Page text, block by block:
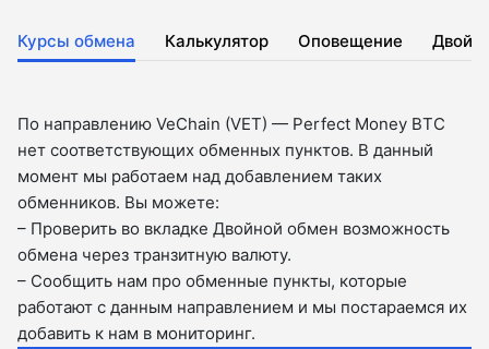
Курсы обмена Калькулятор Оповещение
По направлению VeChain (VET) — Perfect Money BTC
нет соответствующих обменных пунктов. В данный
момент мы работаем над добавлением таких
обменников. Вы можете:
– Проверить во вкладкe Двойной обмен возможность
обмена через транзитную валюту.
– Сообщить нам про обменные пункты, которые
работают с данным направлением и мы постараемся их
добавить к нам в мониторинг.